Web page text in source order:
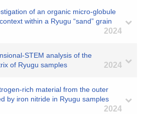
of an organic micro‐globule
within a Ryugu “sand” grain
2024
analysis of the
of Ryugu samples
2024
rich material from the outer
by iron nitride in Ryugu samples
2024